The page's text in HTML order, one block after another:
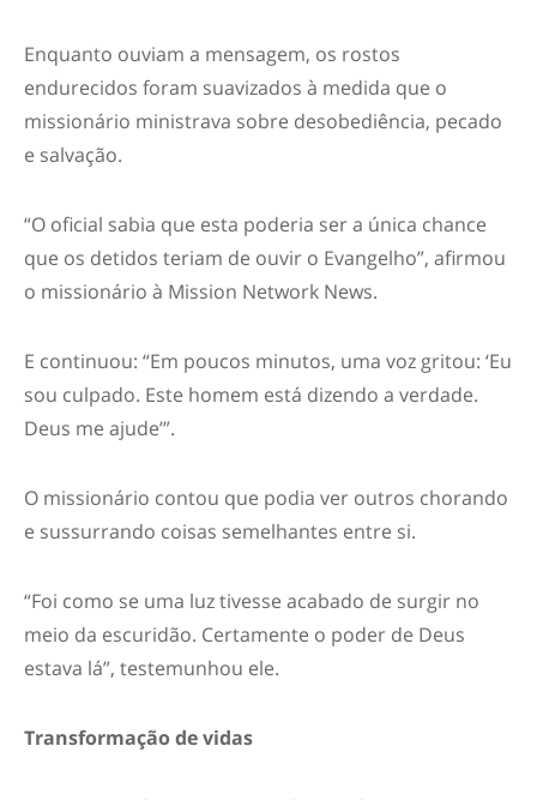
Enquanto ouviam a mensagem, os rostos
endurecidos foram suavizados à medida que o
missionário ministrava sobre desobediência, pecado
e salvação.
“O oficial sabia que esta poderia ser a única chance
que os detidos teriam de ouvir o Evangelho”, afirmou
o missionário à Mission Network News.
E continuou: “Em poucos minutos, uma voz gritou: ‘Eu
sou culpado. Este homem está dizendo a verdade.
Deus me ajude’”.
O missionário contou que podia ver outros chorando
e sussurrando coisas semelhantes entre si.
“Foi como se uma luz tivesse acabado de surgir no
meio da escuridão. Certamente o poder de Deus
estava lá”, testemunhou ele.
Transformação de vidas